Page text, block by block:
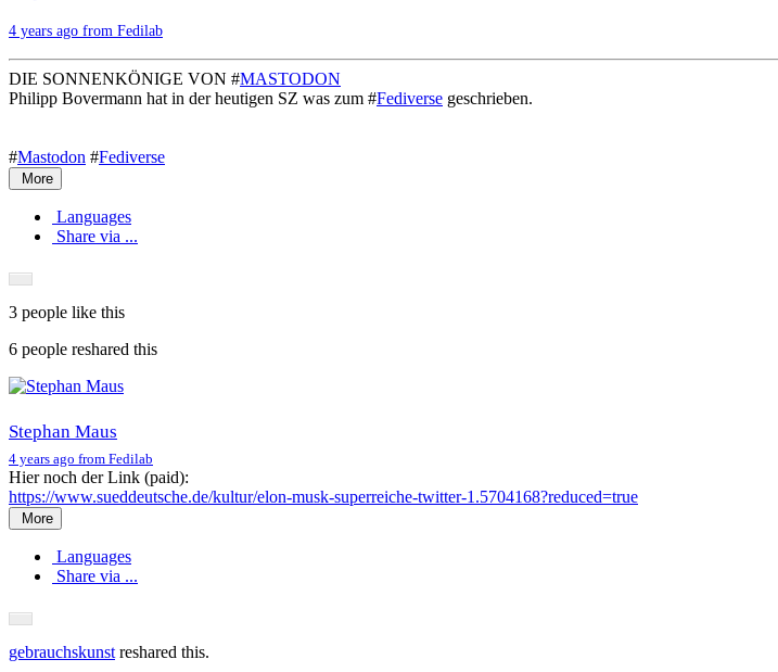
4 years ago from Fedilab
DIE SONNENKÖNIGE VON #MASTODON
Philipp Bovermann hat in der heutigen SZ was zum #Fediverse geschrieben.
#Mastodon #Fediverse
More
Languages
Share via ...
3 people like this
6 people reshared this
Stephan Maus
4 years ago from Fedilab
Hier noch der Link (paid):
https://www.sueddeutsche.de/kultur/elon-musk-superreiche-twitter-1.5704168?reduced=true
More
Languages
Share via ...
gebrauchskunst reshared this.